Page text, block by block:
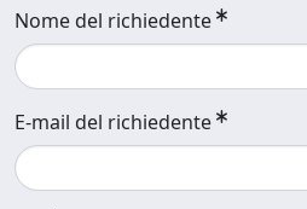
Nome del richiedente
E-mail del richiedente